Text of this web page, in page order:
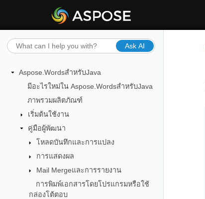
Ask AI
Aspose.WordsสำหรับJava
มีอะไรใหม่ใน Aspose.WordsสำหรับJava
ภาพรวมผลิตภัณฑ์
เริ่มต้นใช้งาน
คู่มือผู้พัฒนา
โหลดบันทึกและการแปลง
การแสดงผล
Mail Mergeและการรายงาน
การพิมพ์เอกสารโดยโปรแกรมหรือใช้
กล่องโต้ตอบ